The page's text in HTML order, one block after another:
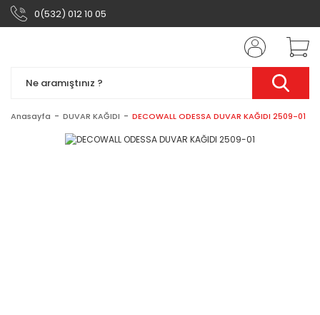
0(532) 012 10 05
Anasayfa DUVAR KAĞIDI DECOWALL ODESSA DUVAR KAĞIDI 2509-01